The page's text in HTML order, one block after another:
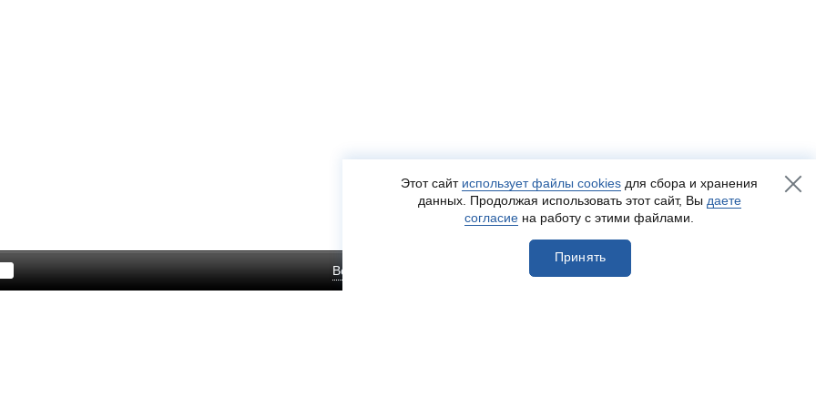
Войти
Этот сайт использует файлы cookies для сбора и хранения
данных. Продолжая использовать этот сайт, Вы даете
согласие на работу с этими файлами.
Принять